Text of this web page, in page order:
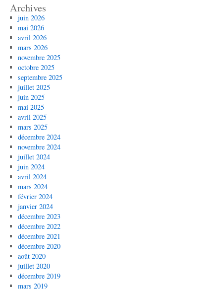
Archives
juin 2026
mai 2026
avril 2026
mars 2026
novembre 2025
octobre 2025
septembre 2025
juillet 2025
juin 2025
mai 2025
avril 2025
mars 2025
décembre 2024
novembre 2024
juillet 2024
juin 2024
avril 2024
mars 2024
février 2024
janvier 2024
décembre 2023
décembre 2022
décembre 2021
décembre 2020
août 2020
juillet 2020
décembre 2019
mars 2019